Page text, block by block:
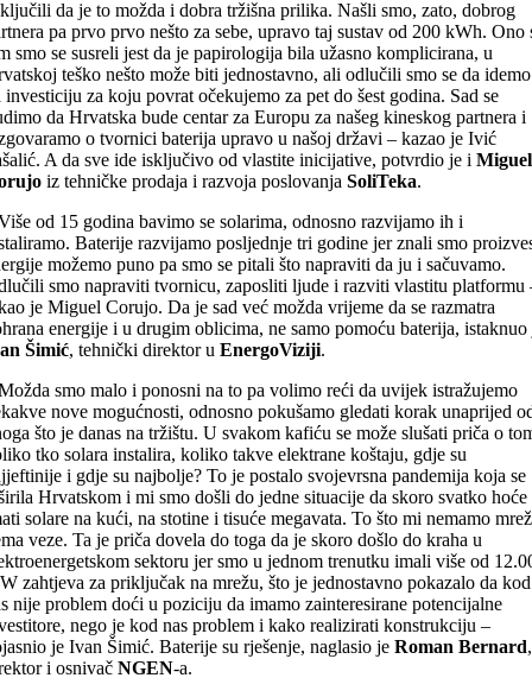
da je to možda i dobra tržišna prilika. Našli smo, zato, dobrog
pa prvo prvo nešto za sebe, upravo taj sustav od 200 kWh. Ono
smo se susreli jest da je papirologija bila užasno komplicirana, u
teško nešto može biti jednostavno, ali odlučili smo se da idemo
investiciju za koju povrat očekujemo za pet do šest godina. Sad se
da Hrvatska bude centar za Europu za našeg kineskog partnera i
o tvornici baterija upravo u našoj državi – kazao je Ivić
A da sve ide isključivo od vlastite inicijative, potvrdio je i Miguel
iz tehničke prodaja i razvoja poslovanja SoliTeka.
od 15 godina bavimo se solarima, odnosno razvijamo ih i
Baterije razvijamo posljednje tri godine jer znali smo
možemo puno pa smo se pitali što napraviti da ju i sačuvamo.
smo napraviti tvornicu, zaposliti ljude i razviti vlastitu platformu
je Miguel Corujo. Da je sad već možda vrijeme da se razmatra
energije i u drugim oblicima, ne samo pomoću baterija, istaknuo
Šimić, tehnički direktor u EnergoViziji.
smo malo i ponosni na to pa volimo reći da uvijek istražujemo
nove mogućnosti, odnosno pokušamo gledati korak unaprijed
što je danas na tržištu. U svakom kafiću se može slušati priča o
tko solara instalira, koliko takve elektrane koštaju, gdje su
i gdje su najbolje? To je postalo svojevrsna pandemija koja se
Hrvatskom i mi smo došli do jedne situacije da skoro svatko hoće
solare na kući, na stotine i tisuće megavata. To što mi nemamo
veze. Ta je priča dovela do toga da je skoro došlo do kraha u
sektoru jer smo u jednom trenutku imali više od
zahtjeva za priključak na mrežu, što je jednostavno pokazalo da kod
nije problem doći u poziciju da imamo zainteresirane potencijalne
nego je kod nas problem i kako realizirati konstrukciju –
je Ivan Šimić. Baterije su rješenje, naglasio je Roman Bernard,
i osnivač NGEN-a.